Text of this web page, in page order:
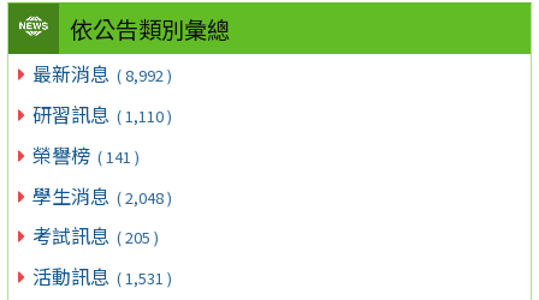
依公告類別彙總
最新消息 ( 8,992 )
研習訊息 ( 1,110 )
榮譽榜 ( 141 )
學生消息 ( 2,048 )
考試訊息 ( 205 )
活動訊息 ( 1,531 )